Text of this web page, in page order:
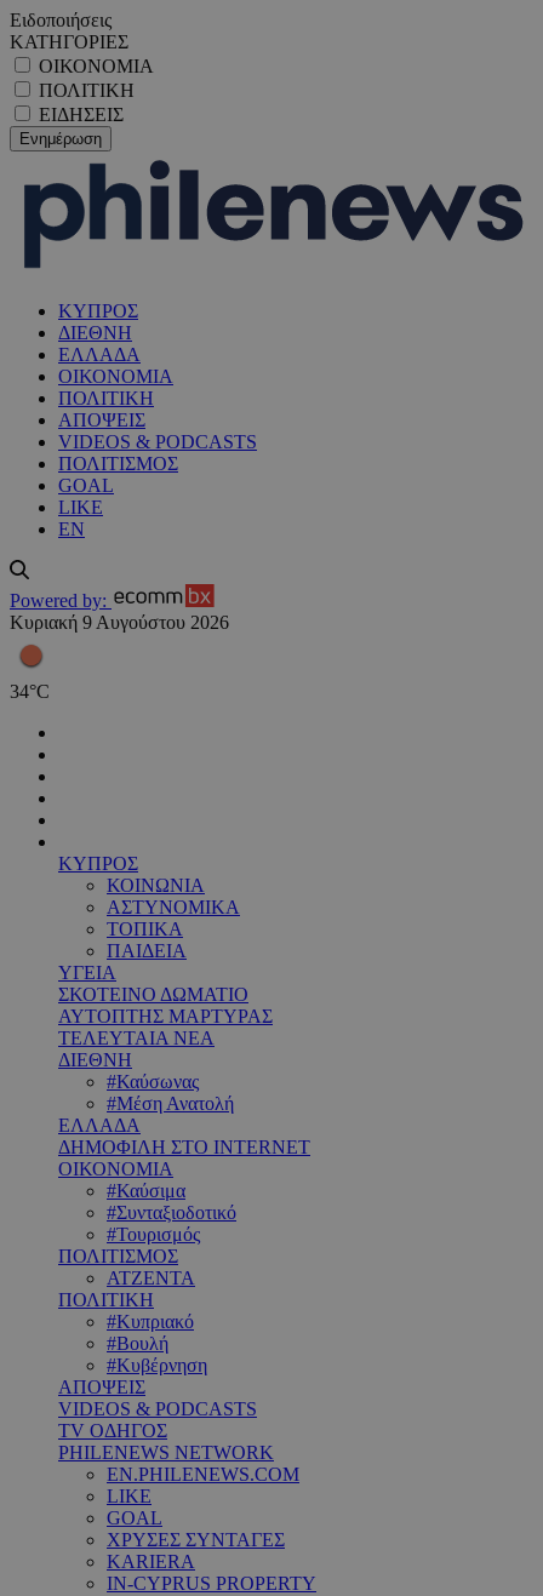
Ειδοποιήσεις
ΚΑΤΗΓΟΡΙΕΣ
ΟΙΚΟΝΟΜΙΑ
ΠΟΛΙΤΙΚΗ
ΕΙΔΗΣΕΙΣ
ΚΥΠΡΟΣ
ΔΙΕΘΝΗ
ΕΛΛΑΔΑ
ΟΙΚΟΝΟΜΙΑ
ΠΟΛΙΤΙΚΗ
ΑΠΟΨΕΙΣ
VIDEOS & PODCASTS
ΠΟΛΙΤΙΣΜΟΣ
GOAL
LIKE
EN
Powered by:
Κυριακή 9 Αυγούστου 2026
34°C
ΚΥΠΡΟΣ
ΚΟΙΝΩΝΙΑ
ΑΣΤΥΝΟΜΙΚΑ
ΤΟΠΙΚΑ
ΠΑΙΔΕΙΑ
ΥΓΕΙΑ
ΣΚΟΤΕΙΝΟ ΔΩΜΑΤΙΟ
ΑΥΤΟΠΤΗΣ ΜΑΡΤΥΡΑΣ
ΤΕΛΕΥΤΑΙΑ ΝΕΑ
ΔΙΕΘΝΗ
#Καύσωνας
#Μέση Ανατολή
ΕΛΛΑΔΑ
ΔΗΜΟΦΙΛΗ ΣΤΟ INTERNET
ΟΙΚΟΝΟΜΙΑ
#Καύσιμα
#Συνταξιοδοτικό
#Τουρισμός
ΠΟΛΙΤΙΣΜΟΣ
ΑΤΖΕΝΤΑ
ΠΟΛΙΤΙΚΗ
#Κυπριακό
#Βουλή
#Κυβέρνηση
ΑΠΟΨΕΙΣ
VIDEOS & PODCASTS
TV ΟΔΗΓΟΣ
PHILENEWS NETWORK
EN.PHILENEWS.COM
LIKE
GOAL
ΧΡΥΣΕΣ ΣΥΝΤΑΓΕΣ
KARIERA
IN-CYPRUS PROPERTY